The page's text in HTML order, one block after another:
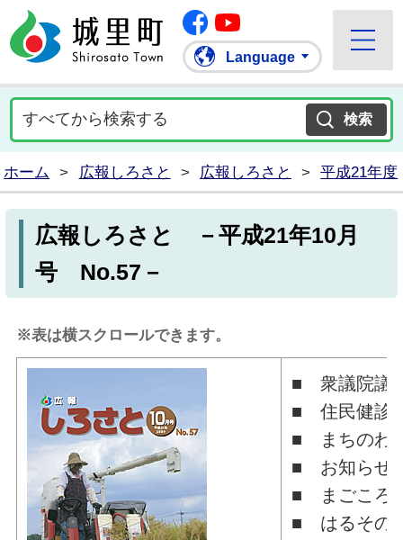
城里町ホームページ
Facebook
Language
ホーム > 広報しろさと > 広報しろさと > 平成21年度
広報しろさと －平成21年10月
号 No.57－
※表は横スクロールできます。
■ 衆議院議
■ 住民健診
■ まちのわ
■ お知らせ
■ まごころ
■ はるその